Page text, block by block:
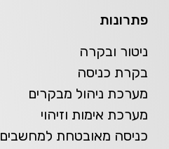
פתרונות
ניטור ובקרה
בקרת כניסה
מערכת ניהול מבקרים
מערכת אימות וזיהוי
כניסה מאובטחת למחשבים